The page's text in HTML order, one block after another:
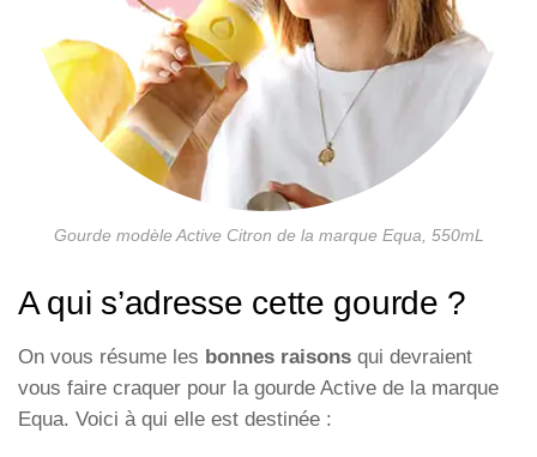
Gourde modèle Active Citron de la marque Equa, 550mL
A qui s’adresse cette gourde ?
On vous résume les bonnes raisons qui devraient
vous faire craquer pour la gourde Active de la marque
Equa. Voici à qui elle est destinée :